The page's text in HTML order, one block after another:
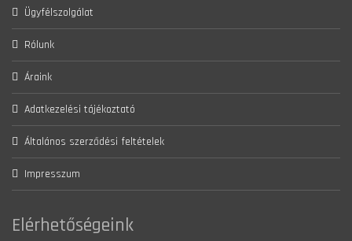
Ügyfélszolgálat
Rólunk
Áraink
Adatkezelési tájékoztató
Általános szerződési feltételek
Impresszum
Elérhetőségeink